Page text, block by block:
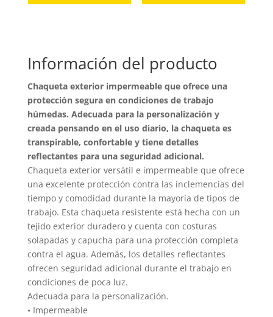
Las
se
pueden
elegir
en
la
página
de
producto
Información del producto
Chaqueta exterior impermeable que ofrece una
protección segura en condiciones de trabajo
húmedas. Adecuada para la personalización y
creada pensando en el uso diario, la chaqueta es
transpirable, confortable y tiene detalles
reflectantes para una seguridad adicional.
Chaqueta exterior versátil e impermeable que ofrece
una excelente protección contra las inclemencias del
tiempo y comodidad durante la mayoría de tipos de
trabajo. Esta chaqueta resistente está hecha con un
tejido exterior duradero y cuenta con costuras
solapadas y capucha para una protección completa
contra el agua. Además, los detalles reflectantes
ofrecen seguridad adicional durante el trabajo en
condiciones de poca luz.
Adecuada para la personalización.
• Impermeable